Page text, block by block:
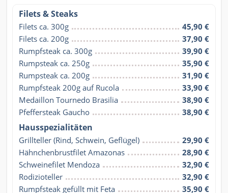
Filets & Steaks
Filets ca. 300g
45,90 €
Filets ca. 200g
37,90 €
Rumpfsteak ca. 300g
39,90 €
Rumpsteak ca. 250g
35,90 €
Rumpsteak ca. 200g
31,90 €
Rumpfsteak 200g auf Rucola
33,90 €
Medaillon Tournedo Brasilia
38,90 €
Pfeffersteak Gaucho
38,90 €
Hausspezialitäten
Grillteller (Rind, Schwein, Geflügel)
29,90 €
Hähnchenbrustfilet Amazonas
28,90 €
Schweinefilet Mendoza
32,90 €
Rodizioteller
32,90 €
Rumpfsteak gefüllt mit Feta
35,90 €